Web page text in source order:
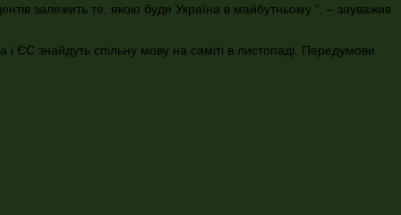
залежить те, якою буде Україна в майбутньому ”, – зауважив
ЄС знайдуть спільну мову на саміті в листопаді. Передумови